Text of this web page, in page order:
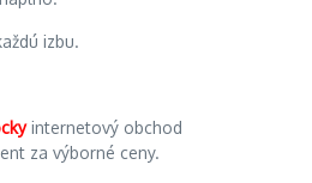
izbu.
internetový obchod
za výborné ceny.